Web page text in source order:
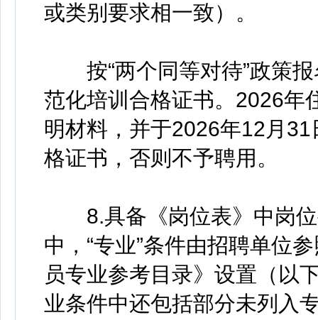
或类别要求相一致）。
按“两个同等对待”政策报
范化培训合格证书。2026年
明材料，并于2026年12月
格证书，否则不予聘用。
8.具备《岗位表》中岗位
中，“专业”条件由招聘单位
员专业参考目录》设置（以
业条件中还包括部分未列入